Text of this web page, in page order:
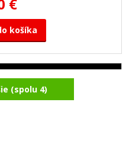
košíka
LC-950BK
(spolu 4)